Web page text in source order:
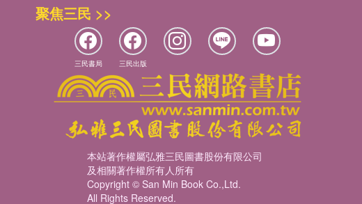
聚焦三民 >>
三民書局 三民出版
本站著作權屬弘雅三民圖書股份有限公司
及相關著作權所有人所有
Copyright © San Min Book Co.,Ltd.
All Rights Reserved.